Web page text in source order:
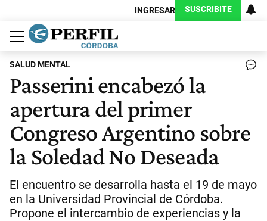
INGRESAR SUSCRIBITE
Política
Economía
Judiciales
Sociedad
Cultura
Espectáculos
Deportes
Protagonistas
SALUD MENTAL
Passerini encabezó la
apertura del primer
Congreso Argentino sobre
la Soledad No Deseada
El encuentro se desarrolla hasta el 19 de mayo
en la Universidad Provincial de Córdoba.
Propone el intercambio de experiencias y la